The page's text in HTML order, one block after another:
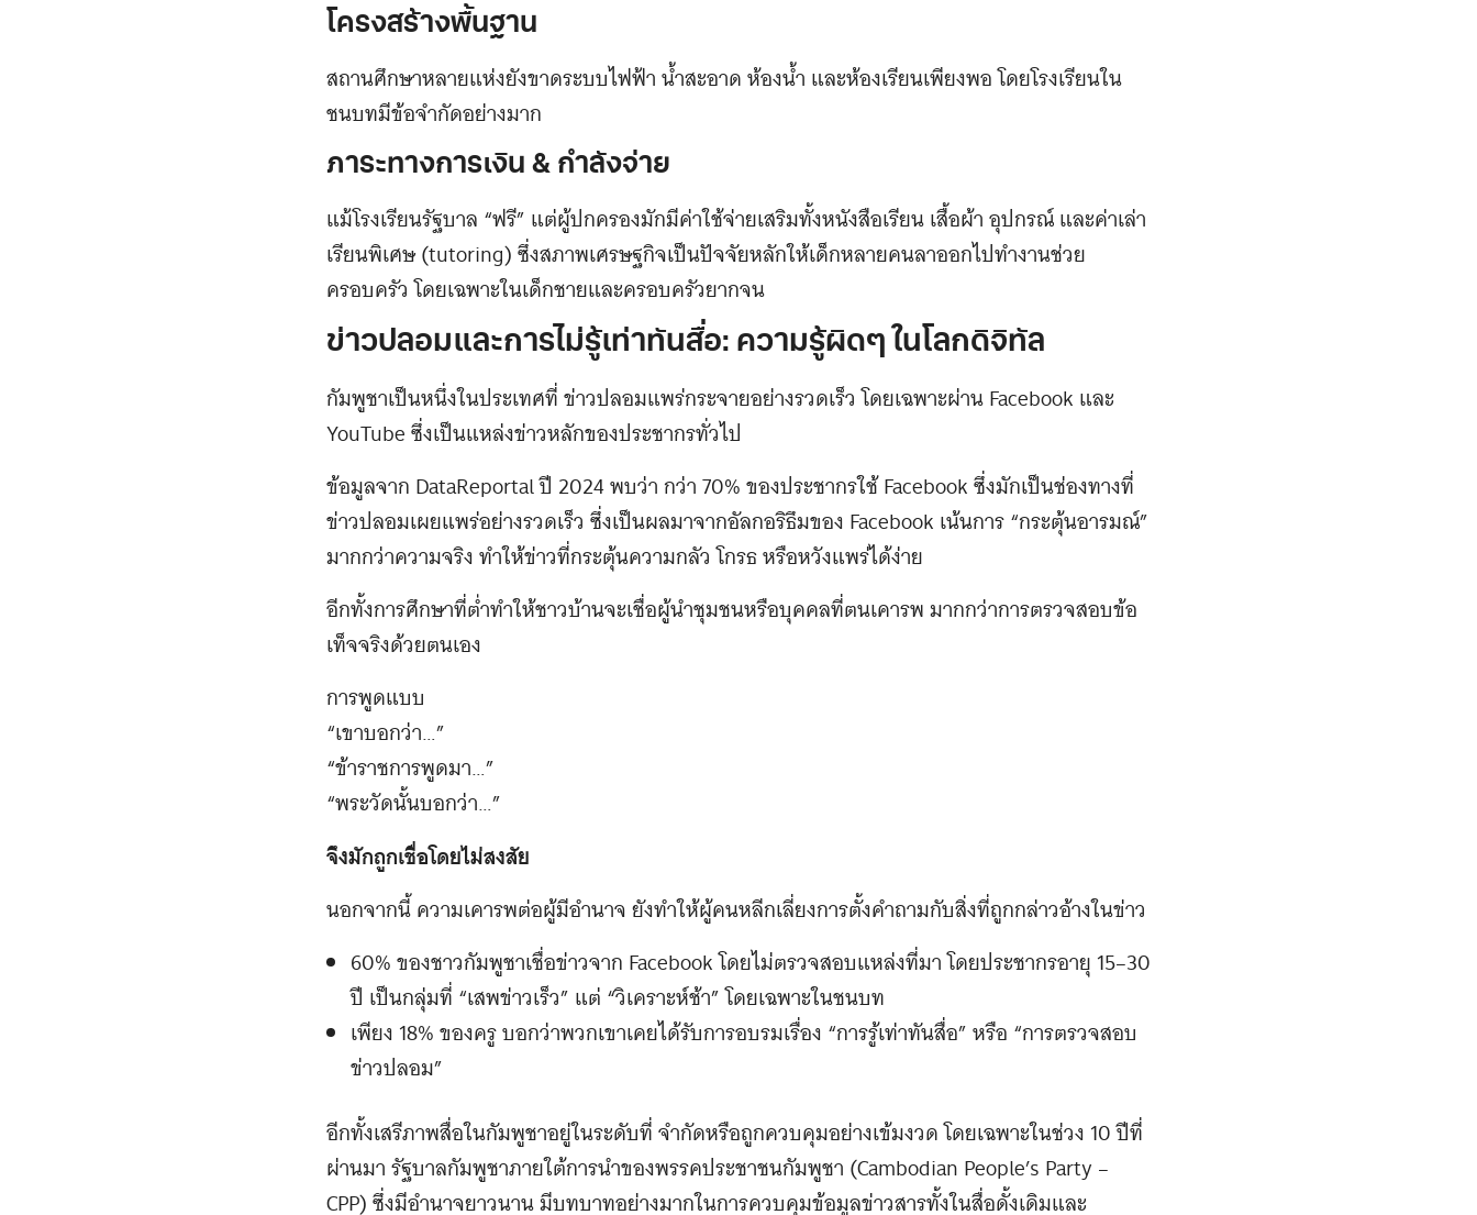
โครงสร้างพื้นฐาน
สถานศึกษาหลายแห่งยังขาดระบบไฟฟ้า น้ำสะอาด ห้องน้ำ และห้องเรียนเพียงพอ โดยโรงเรียนใน
ชนบทมีข้อจำกัดอย่างมาก
ภาระทางการเงิน & กำลังจ่าย
แม้โรงเรียนรัฐบาล “ฟรี” แต่ผู้ปกครองมักมีค่าใช้จ่ายเสริมทั้งหนังสือเรียน เสื้อผ้า อุปกรณ์ และค่าเล่า
เรียนพิเศษ (tutoring) ซึ่งสภาพเศรษฐกิจเป็นปัจจัยหลักให้เด็กหลายคนลาออกไปทำงานช่วย
ครอบครัว โดยเฉพาะในเด็กชายและครอบครัวยากจน
ข่าวปลอมและการไม่รู้เท่าทันสื่อ: ความรู้ผิดๆ ในโลกดิจิทัล
กัมพูชาเป็นหนึ่งในประเทศที่ ข่าวปลอมแพร่กระจายอย่างรวดเร็ว โดยเฉพาะผ่าน Facebook และ
YouTube ซึ่งเป็นแหล่งข่าวหลักของประชากรทั่วไป
ข้อมูลจาก DataReportal ปี 2024 พบว่า กว่า 70% ของประชากรใช้ Facebook ซึ่งมักเป็นช่องทางที่
ข่าวปลอมเผยแพร่อย่างรวดเร็ว ซึ่งเป็นผลมาจากอัลกอริธึมของ Facebook เน้นการ “กระตุ้นอารมณ์”
มากกว่าความจริง ทำให้ข่าวที่กระตุ้นความกลัว โกรธ หรือหวังแพร่ได้ง่าย
อีกทั้งการศึกษาที่ต่ำทำให้ชาวบ้านจะเชื่อผู้นำชุมชนหรือบุคคลที่ตนเคารพ มากกว่าการตรวจสอบข้อ
เท็จจริงด้วยตนเอง
การพูดแบบ
“เขาบอกว่า…”
“ข้าราชการพูดมา…”
“พระวัดนั้นบอกว่า…”
จึงมักถูกเชื่อโดยไม่สงสัย
นอกจากนี้ ความเคารพต่อผู้มีอำนาจ ยังทำให้ผู้คนหลีกเลี่ยงการตั้งคำถามกับสิ่งที่ถูกกล่าวอ้างในข่าว
60% ของชาวกัมพูชาเชื่อข่าวจาก Facebook โดยไม่ตรวจสอบแหล่งที่มา โดยประชากรอายุ 15–30
ปี เป็นกลุ่มที่ “เสพข่าวเร็ว” แต่ “วิเคราะห์ช้า” โดยเฉพาะในชนบท
เพียง 18% ของครู บอกว่าพวกเขาเคยได้รับการอบรมเรื่อง “การรู้เท่าทันสื่อ” หรือ “การตรวจสอบ
ข่าวปลอม”
อีกทั้งเสรีภาพสื่อในกัมพูชาอยู่ในระดับที่ จำกัดหรือถูกควบคุมอย่างเข้มงวด โดยเฉพาะในช่วง 10 ปีที่
ผ่านมา รัฐบาลกัมพูชาภายใต้การนำของพรรคประชาชนกัมพูชา (Cambodian People’s Party –
CPP) ซึ่งมีอำนาจยาวนาน มีบทบาทอย่างมากในการควบคุมข้อมูลข่าวสารทั้งในสื่อดั้งเดิมและ